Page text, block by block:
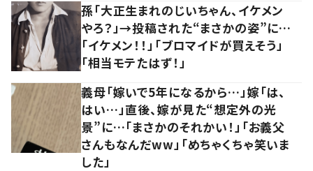
孫「大正生まれのじいちゃん、イケメン
やろ？」→投稿された“まさかの姿”に…
「イケメン！！」「ブロマイドが買えそう」
「相当モテたはず！」
義母「嫁いで5年になるから…」嫁「は、
はい…」直後、嫁が見た“想定外の光
景”に…「まさかのそれかい！」「お義父
さんもなんだww」「めちゃくちゃ笑いま
した」